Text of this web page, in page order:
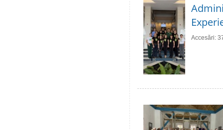
Accesări: